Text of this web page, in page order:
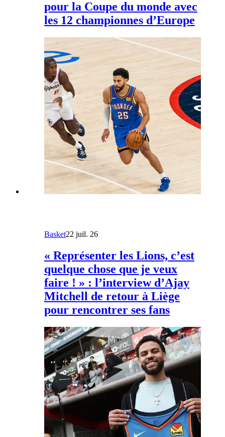
pour la Coupe du monde avec
les 12 championnes d’Europe
Basket22 juil. 26
« Représenter les Lions, c’est
quelque chose que je veux
faire ! » : l’interview d’Ajay
Mitchell de retour à Liège
pour rencontrer ses fans